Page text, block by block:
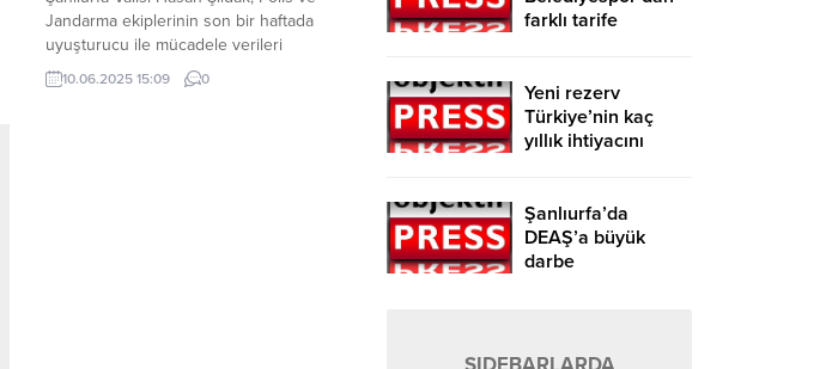
Jandarma ekiplerinin son bir haftada
uyuşturucu ile mücadele verileri
açıklandı. Şıldak, Polis ve Jandarma
ekiplerinin son bir haftada uyuşturucu ile
10.06.2025 15:09 0
farklı tarife
Yeni rezerv
Türkiye’nin kaç
yıllık ihtiyacını
Şanlıurfa’da
DEAŞ’a büyük
darbe